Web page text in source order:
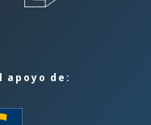
apoyo de: